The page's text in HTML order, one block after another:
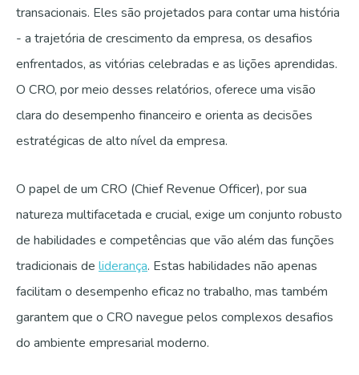
transacionais. Eles são projetados para contar uma história
- a trajetória de crescimento da empresa, os desafios
enfrentados, as vitórias celebradas e as lições aprendidas.
O CRO, por meio desses relatórios, oferece uma visão
clara do desempenho financeiro e orienta as decisões
estratégicas de alto nível da empresa.
O papel de um CRO (Chief Revenue Officer), por sua
natureza multifacetada e crucial, exige um conjunto robusto
de habilidades e competências que vão além das funções
tradicionais de liderança. Estas habilidades não apenas
facilitam o desempenho eficaz no trabalho, mas também
garantem que o CRO navegue pelos complexos desafios
do ambiente empresarial moderno.